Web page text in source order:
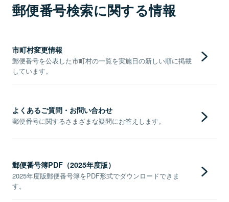
郵便番号検索に関する情報
市町村変更情報
郵便番号を公表した市町村の一覧を実施日の新しい順に掲載
しています。
よくあるご質問・お問い合わせ
郵便番号に関するさまざまな疑問にお答えします。
郵便番号簿PDF（2025年度版）
2025年度版郵便番号簿をPDF形式でダウンロードできま
す。